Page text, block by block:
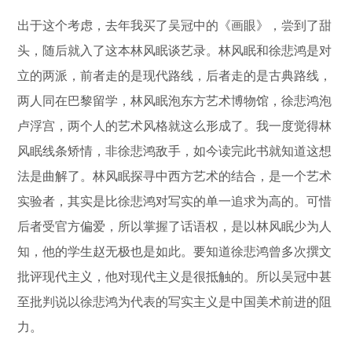
出于这个考虑，去年我买了吴冠中的《画眼》，尝到了甜
头，随后就入了这本林风眠谈艺录。林风眠和徐悲鸿是对
立的两派，前者走的是现代路线，后者走的是古典路线，
两人同在巴黎留学，林风眠泡东方艺术博物馆，徐悲鸿泡
卢浮宫，两个人的艺术风格就这么形成了。我一度觉得林
风眠线条矫情，非徐悲鸿敌手，如今读完此书就知道这想
法是曲解了。林风眠探寻中西方艺术的结合，是一个艺术
实验者，其实是比徐悲鸿对写实的单一追求为高的。可惜
后者受官方偏爱，所以掌握了话语权，是以林风眠少为人
知，他的学生赵无极也是如此。要知道徐悲鸿曾多次撰文
批评现代主义，他对现代主义是很抵触的。所以吴冠中甚
至批判说以徐悲鸿为代表的写实主义是中国美术前进的阻
力。